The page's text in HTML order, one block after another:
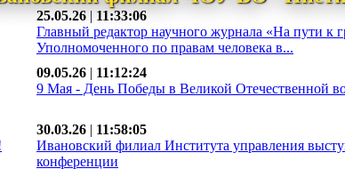
25.05.26 | 11:33:06
Главный редактор научного журнала «На пути к
Уполномоченного по правам человека в...
09.05.26 | 11:12:24
9 Мая - День Победы в Великой Отечественной
30.03.26 | 11:58:05
Ивановский филиал Института управления
конференции